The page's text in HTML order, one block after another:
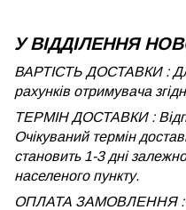
У ВІДДІЛЕННЯ
ВАРТІСТЬ ДОСТАВКИ :
рахунків отримувача
ТЕРМІН ДОСТАВКИ :
Очікуваний термін
становить 1-3 дні
населеного пункту.
ОПЛАТА ЗАМОВЛЕННЯ